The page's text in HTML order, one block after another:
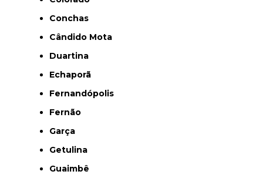
Conchas
Cândido Mota
Duartina
Echaporã
Fernandópolis
Fernão
Garça
Getulina
Guaimbê